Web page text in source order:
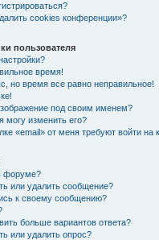
cookies конференции»?
пользователя
время!
но время все равно неправильное!
под своим именем?
могу изменить его?
«email» от меня требуют войти на
форуме?
или удалить сообщение?
к своему сообщению?
больше вариантов ответа?
или удалить опрос?